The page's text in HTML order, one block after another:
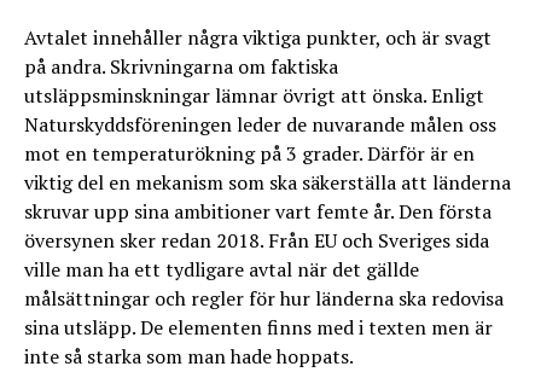
Avtalet innehåller några viktiga punkter, och är svagt
på andra. Skrivningarna om faktiska
utsläppsminskningar lämnar övrigt att önska. Enligt
Naturskyddsföreningen leder de nuvarande målen oss
mot en temperaturökning på 3 grader. Därför är en
viktig del en mekanism som ska säkerställa att länderna
skruvar upp sina ambitioner vart femte år. Den första
översynen sker redan 2018. Från EU och Sveriges sida
ville man ha ett tydligare avtal när det gällde
målsättningar och regler för hur länderna ska redovisa
sina utsläpp. De elementen finns med i texten men är
inte så starka som man hade hoppats.